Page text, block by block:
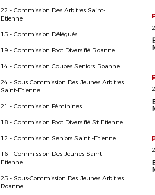
22 - Commission Des Arbitres Saint-
Etienne
15 - Commission Délégués
19 - Commission Foot Diversifié Roanne
14 - Commission Coupes Seniors Roanne
24 - Sous Commission Des Jeunes Arbitres
Saint-Etienne
21 - Commission Féminines
18 - Commission Foot Diversifié St Etienne
12 - Commission Seniors Saint -Etienne
16 - Commission Des Jeunes Saint-
Etienne
25 - Sous-Commission Des Jeunes Arbitres
Roanne